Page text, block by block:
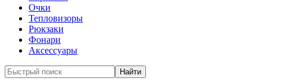
Очки
Тепловизоры
Рюкзаки
Фонари
Аксессуары